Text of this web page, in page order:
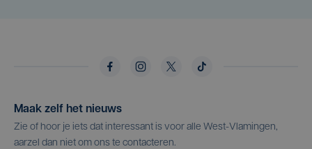
Maak zelf het nieuws
Zie of hoor je iets dat interessant is voor alle West-Vlamingen,
aarzel dan niet om ons te contacteren.